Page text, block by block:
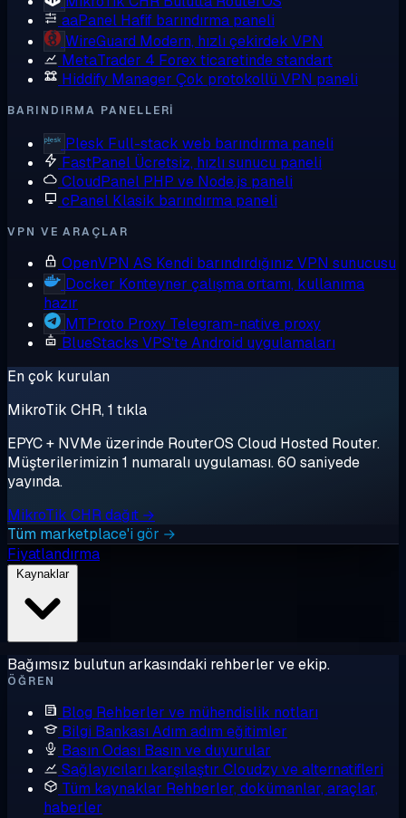
aaPanel Hafif barındırma paneli
WireGuard Modern, hızlı çekirdek VPN
MetaTrader 4 Forex ticaretinde standart
Hiddify Manager Çok protokollü VPN paneli
BARINDIRMA PANELLERI
Plesk Full-stack web barındırma paneli
FastPanel Ücretsiz, hızlı sunucu paneli
CloudPanel PHP ve Node.js paneli
cPanel Klasik barındırma paneli
VPN VE ARAÇLAR
OpenVPN AS Kendi barındırdığınız VPN sunucusu
Docker Konteyner çalışma ortamı, kullanıma
hazır
MTProto Proxy Telegram-native proxy
BlueStacks VPS'te Android uygulamaları
En çok kurulan
MikroTik CHR, 1 tıkla
EPYC + NVMe üzerinde RouterOS Cloud Hosted Router.
Müşterilerimizin 1 numaralı uygulaması. 60 saniyede
yayında.
MikroTik CHR dağıt →
Tüm marketplace'i gör →
Fiyatlandırma
Kaynaklar
Bağımsız bulutun arkasındaki rehberler ve ekip.
ÖĞREN
Blog Rehberler ve mühendislik notları
Bilgi Bankası Adım adım eğitimler
Basın Odası Basın ve duyurular
Sağlayıcıları karşılaştır Cloudzy ve alternatifleri
Tüm kaynaklar Rehberler, dokümanlar, araçlar,
haberler